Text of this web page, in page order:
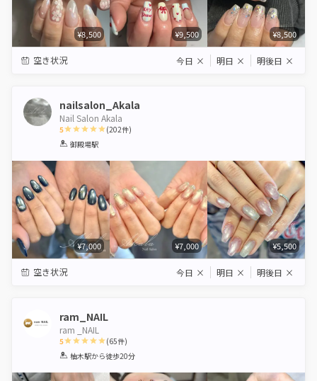
¥8,500 ¥9,500 ¥8,500
空き状況 今日 × 明日 × 明後日 ×
nailsalon_Akala
Nail Salon Akala
5
1 2 3 4 5
(202件)
御殿場駅
¥7,000 ¥7,000 ¥5,500
空き状況 今日 × 明日 × 明後日 ×
ram_NAIL
ram _NAIL
5
1 2 3 4 5
(65件)
柚木駅から徒歩20分